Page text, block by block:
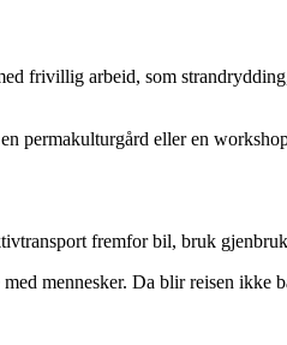
frivillig arbeid, som
permakulturgård eller en
fremfor bil, bruk
mennesker. Da blir reisen